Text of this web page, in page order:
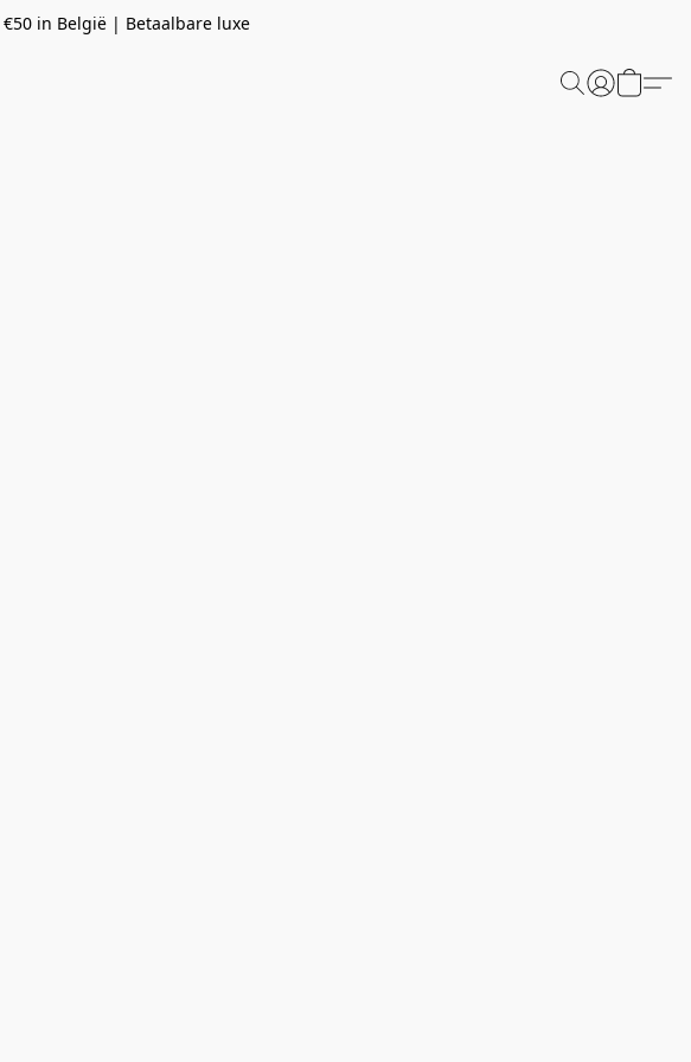
€50 in België | Betaalbare luxe